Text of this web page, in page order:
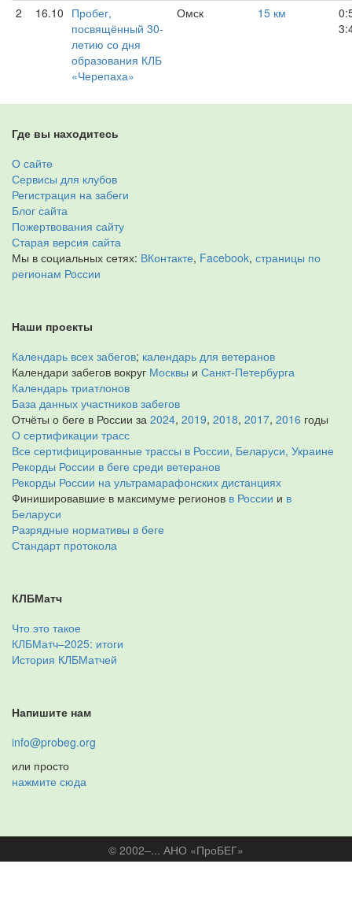
2 16.10 Пробег,
посвящённый 30-
летию со дня
образования КЛБ
«Черепаха»
Омск 15 км
Где вы находитесь
О сайте
Сервисы для клубов
Регистрация на забеги
Блог сайта
Пожертвования сайту
Старая версия сайта
Мы в социальных сетях: ВКонтакте, Facebook, страницы по
регионам России
Наши проекты
Календарь всех забегов; календарь для ветеранов
Календари забегов вокруг Москвы и Санкт-Петербурга
Календарь триатлонов
База данных участников забегов
Отчёты о беге в России за 2024, 2019, 2018, 2017, 2016 годы
О сертификации трасс
Все сертифицированные трассы в России, Беларуси, Украине
Рекорды России в беге среди ветеранов
Рекорды России на ультрамарафонских дистанциях
Финишировавшие в максимуме регионов в России и в
Беларуси
Разрядные нормативы в беге
Стандарт протокола
КЛБМатч
Что это такое
КЛБМатч–2025: итоги
История КЛБМатчей
Напишите нам
info@probeg.org
или просто
нажмите сюда
© 2002–... АНО «ПроБЕГ»